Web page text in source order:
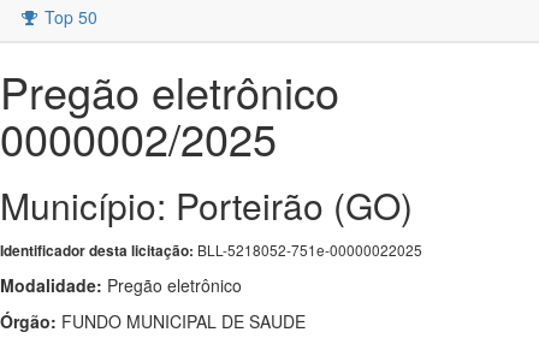
Top 50
Pregão eletrônico
0000002/2025
Município: Porteirão (GO)
Identificador desta licitação: BLL-5218052-751e-00000022025
Modalidade: Pregão eletrônico
Órgão: FUNDO MUNICIPAL DE SAUDE